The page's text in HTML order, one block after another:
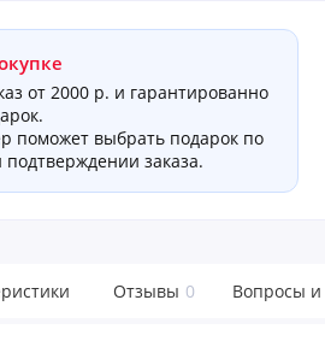
от 2000 р. и гарантированно
поможет выбрать подарок по
заказа.
Отзывы 0 Вопросы и